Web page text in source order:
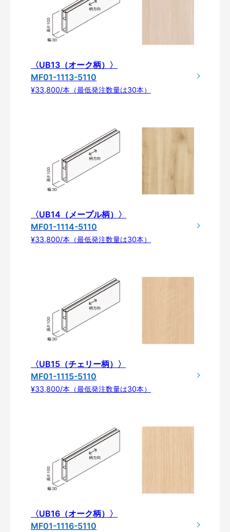
〈UB13（オーク柄）〉
MF01-1113-5110
¥33,800/本（最低発注数量は30本）
〈UB14（メープル柄）〉
MF01-1114-5110
¥33,800/本（最低発注数量は30本）
〈UB15（チェリー柄）〉
MF01-1115-5110
¥33,800/本（最低発注数量は30本）
〈UB16（オーク柄）〉
MF01-1116-5110